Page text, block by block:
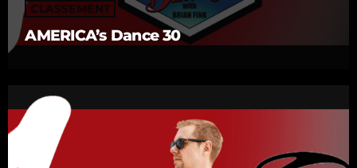
CLASSEMENT
AMERICA’s Dance 30